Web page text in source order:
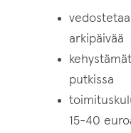
arkipäivää
putkissa
15-40